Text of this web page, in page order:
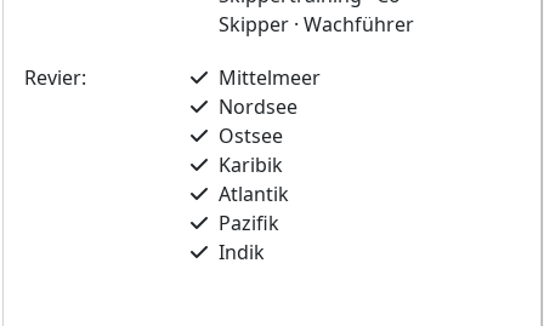
Skipper · Wachführer
Revier:
Mittelmeer
Nordsee
Ostsee
Karibik
Atlantik
Pazifik
Indik